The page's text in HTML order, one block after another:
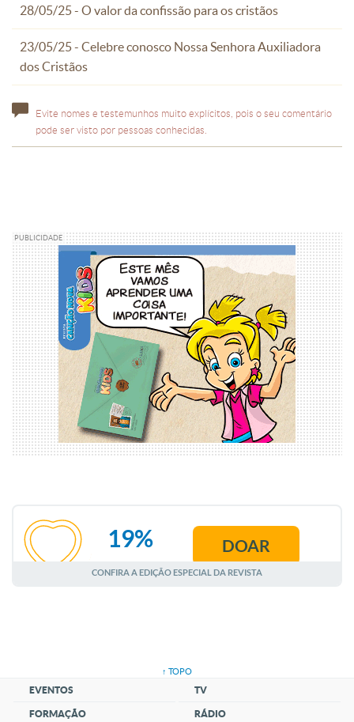
28/05/25 - O valor da confissão para os cristãos
23/05/25 - Celebre conosco Nossa Senhora Auxiliadora
dos Cristãos
Evite nomes e testemunhos muito explícitos, pois o seu comentário
pode ser visto por pessoas conhecidas.
PUBLICIDADE
AGOSTO
19% DOAR
CONFIRA A EDIÇÃO ESPECIAL DA REVISTA
↑ TOPO
EVENTOS
FORMAÇÃO
TV
RÁDIO